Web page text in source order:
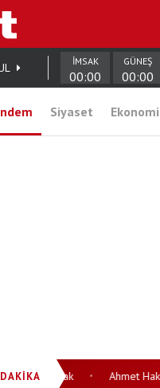
İMSAK
00:00
GÜNEŞ
00:00
Siyaset Ekonomi
Ahmet